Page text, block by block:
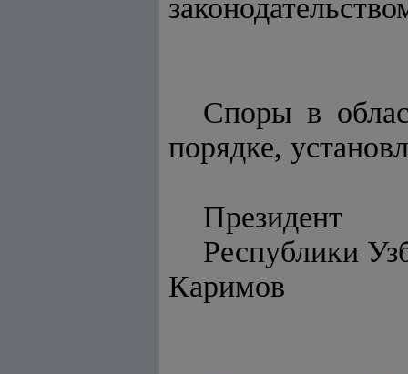
Споры в
порядке,
Президент
Каримов